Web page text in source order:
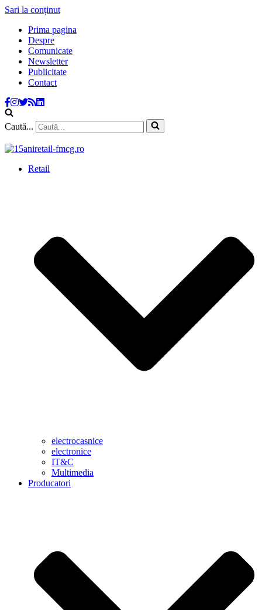
Sari la conținut
Prima pagina
Despre
Comunicate
Newsletter
Publicitate
Contact
Caută...
Retail
electrocasnice
electronice
IT&C
Multimedia
Producatori